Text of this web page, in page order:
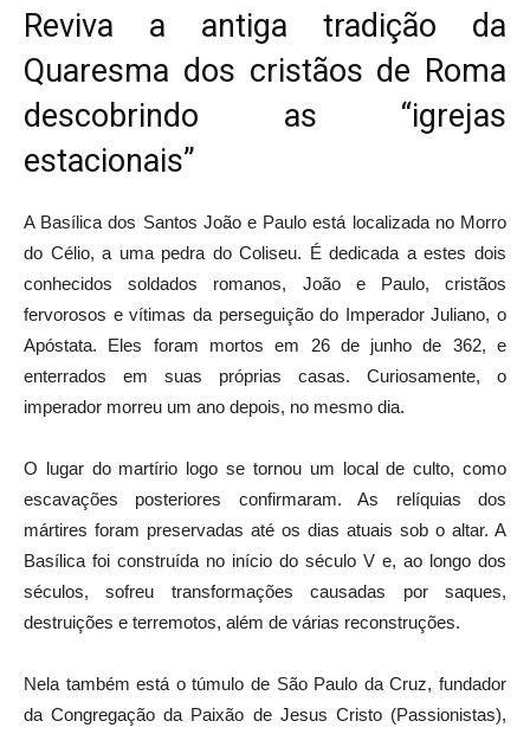
Reviva a antiga tradição da
Quaresma dos cristãos de Roma
descobrindo as “igrejas
estacionais”
A Basílica dos Santos João e Paulo está localizada no Morro
do Célio, a uma pedra do Coliseu. É dedicada a estes dois
conhecidos soldados romanos, João e Paulo, cristãos
fervorosos e vítimas da perseguição do Imperador Juliano, o
Apóstata. Eles foram mortos em 26 de junho de 362, e
enterrados em suas próprias casas. Curiosamente, o
imperador morreu um ano depois, no mesmo dia.
O lugar do martírio logo se tornou um local de culto, como
escavações posteriores confirmaram. As relíquias dos
mártires foram preservadas até os dias atuais sob o altar. A
Basílica foi construída no início do século V e, ao longo dos
séculos, sofreu transformações causadas por saques,
destruições e terremotos, além de várias reconstruções.
Nela também está o túmulo de São Paulo da Cruz, fundador
da Congregação da Paixão de Jesus Cristo (Passionistas),